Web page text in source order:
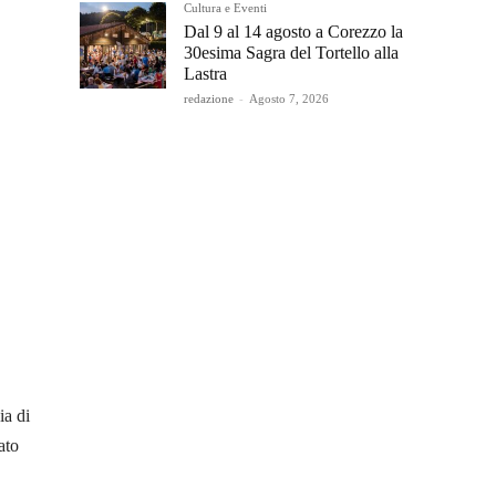
di
Cultura e Eventi
Dal 9 al 14 agosto a Corezzo la
30esima Sagra del Tortello alla
Lastra
redazione - Agosto 7, 2026